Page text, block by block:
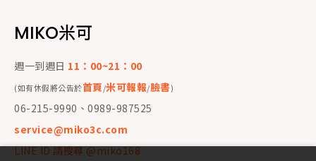
MIKO米可
週一到週日 11：00~21：00
(如有休假將公告於首頁/米可報報/臉書)
06-215-9990、0989-987525
service@miko3c.com
LINE ID 請搜尋 @miko168